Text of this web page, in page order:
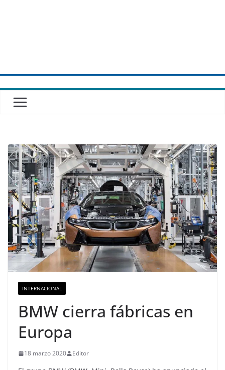
INTERNACIONAL
BMW cierra fábricas en
Europa
18 marzo 2020 Editor